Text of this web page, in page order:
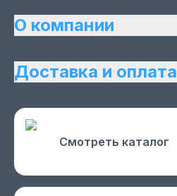
О компании
Доставка и оплата
Смотреть каталог